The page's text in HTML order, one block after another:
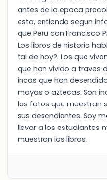
antes de la epoca
esta, entiendo segun
que Peru con Francisco
Los libros de historia
tal de hoy?. Los que
que han vivido a traves
incas que han
mayas o aztecas. Son
las fotos que muestran
sus desendientes. Soy
llevar a los estudiantes
muestran los libros.